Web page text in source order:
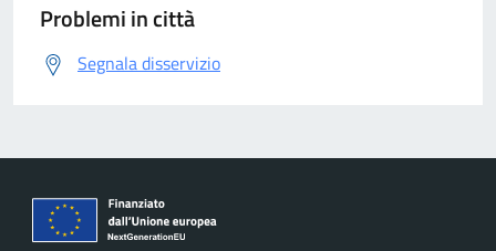
Problemi in città
Segnala disservizio